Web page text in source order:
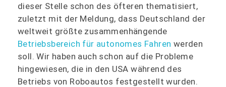
dieser Stelle schon des öfteren thematisiert,
zuletzt mit der Meldung, dass Deutschland der
weltweit größte zusammenhängende
Betriebsbereich für autonomes Fahren werden
soll. Wir haben auch schon auf die Probleme
hingewiesen, die in den USA während des
Betriebs von Roboautos festgestellt wurden.